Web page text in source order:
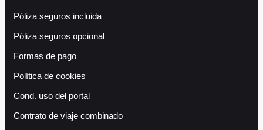
Póliza seguros incluida
Póliza seguros opcional
Formas de pago
Política de cookies
Cond. uso del portal
Contrato de viaje combinado